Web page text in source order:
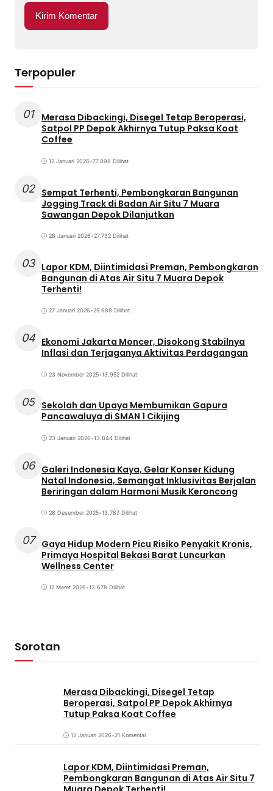
Terpopuler
01
Merasa Dibackingi, Disegel Tetap Beroperasi,
Satpol PP Depok Akhirnya Tutup Paksa Koat
Coffee
12 Januari 2026•77.898 Dilihat
02 Sempat Terhenti, Pembongkaran Bangunan
Jogging Track di Badan Air Situ 7 Muara
Sawangan Depok Dilanjutkan
28 Januari 2026•27.732 Dilihat
03 Lapor KDM, Diintimidasi Preman, Pembongkaran
Bangunan di Atas Air Situ 7 Muara Depok
Terhenti!
27 Januari 2026•25.688 Dilihat
04 Ekonomi Jakarta Moncer, Disokong Stabilnya
Inflasi dan Terjaganya Aktivitas Perdagangan
23 November 2025•13.952 Dilihat
05 Sekolah dan Upaya Membumikan Gapura
Pancawaluya di SMAN 1 Cikijing
23 Januari 2026•13.844 Dilihat
06 Galeri Indonesia Kaya, Gelar Konser Kidung
Natal Indonesia, Semangat Inklusivitas Berjalan
Beriringan dalam Harmoni Musik Keroncong
28 Desember 2025•13.787 Dilihat
07
Gaya Hidup Modern Picu Risiko Penyakit Kronis,
Primaya Hospital Bekasi Barat Luncurkan
Wellness Center
12 Maret 2026•13.678 Dilihat
Sorotan
Merasa Dibackingi, Disegel Tetap
Beroperasi, Satpol PP Depok Akhirnya
Tutup Paksa Koat Coffee
12 Januari 2026•21 Komentar
Lapor KDM, Diintimidasi Preman,
Pembongkaran Bangunan di Atas Air Situ 7